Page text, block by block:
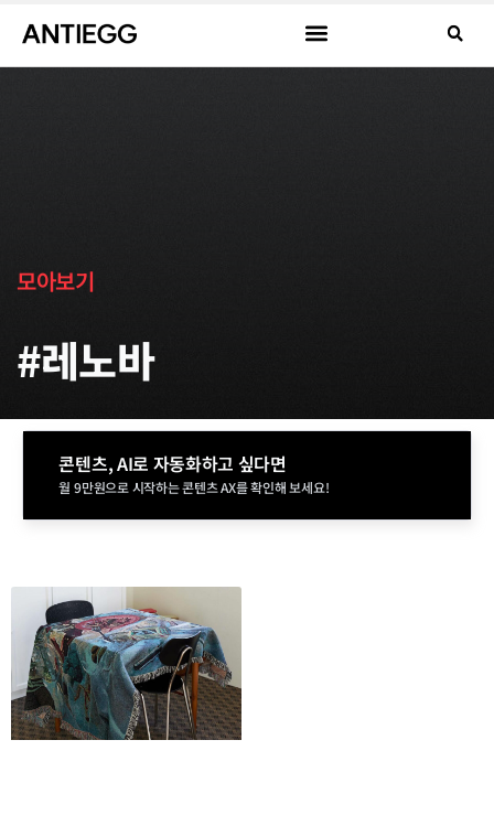
모아보기
#레노바
콘텐츠, AI로 자동화하고 싶다면
월 9만원으로 시작하는 콘텐츠 AX를 확인해 보세요!